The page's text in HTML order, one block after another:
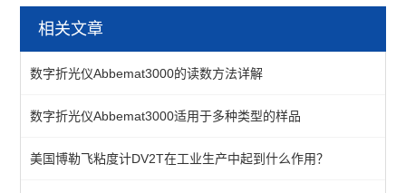
折光-旋光测量方案
相关文章
数字折光仪Abbemat3000的读数方法详解
数字折光仪Abbemat3000适用于多种类型的样品
美国博勒飞粘度计DV2T在工业生产中起到什么作用？